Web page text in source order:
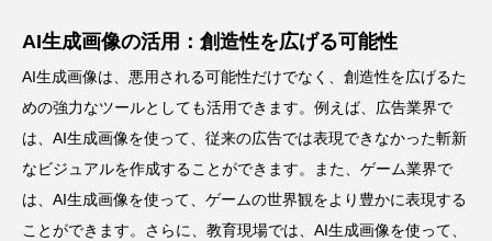
AI生成画像の活用：創造性を広げる可能性
AI生成画像は、悪用される可能性だけでなく、創造性を広げるた
めの強力なツールとしても活用できます。例えば、広告業界で
は、AI生成画像を使って、従来の広告では表現できなかった斬新
なビジュアルを作成することができます。また、ゲーム業界で
は、AI生成画像を使って、ゲームの世界観をより豊かに表現する
ことができます。さらに、教育現場では、AI生成画像を使って、